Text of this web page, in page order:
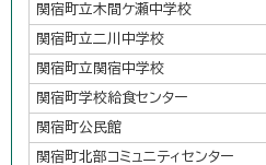
関宿町立木間ケ瀬中学校
関宿町立二川中学校
関宿町立関宿中学校
関宿町学校給食センター
関宿町公民館
関宿町北部コミュニティセンター